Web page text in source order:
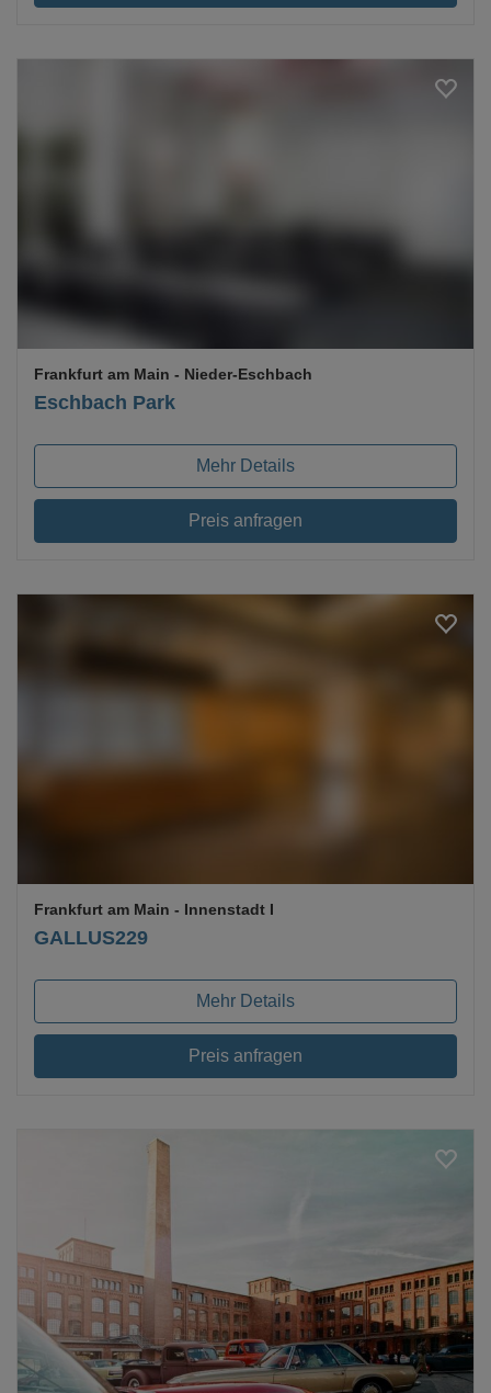
Eschbach Park
Frankfurt am Main - Nieder-Eschbach
Mehr Details
Preis anfragen
GALLUS229
Frankfurt am Main - Innenstadt I
Mehr Details
Preis anfragen